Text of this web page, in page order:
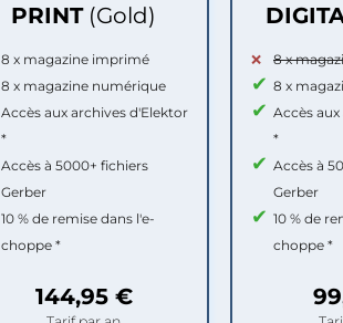
PRINT (Gold)
8 x magazine imprimé
8 x magazine numérique
Accès aux archives d'Elektor
*
Accès à 5000+ fichiers
Gerber
10 % de remise dans l'e-
choppe *
144,95 €
8 x
8 x
Accès
*
Accès à
Gerber
10 % de
choppe *